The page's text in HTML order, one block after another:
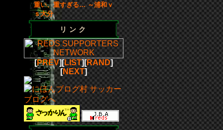
重い、重すぎる… ～浦和ｖ
ｓ大分
リンク
[PREV][LIST][RAND]
[NEXT]